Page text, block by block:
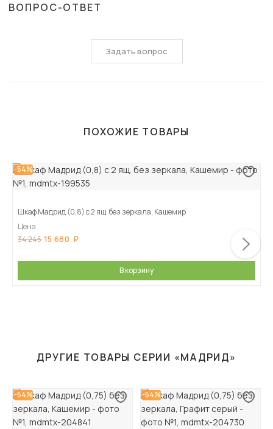
ВОПРОС-ОТВЕТ
Задать вопрос
ПОХОЖИЕ ТОВАРЫ
-54%
Шкаф Мадрид (0,8) с 2 ящ. без зеркала, Кашемир
Цена
34 245 15 680
В корзину
ДРУГИЕ ТОВАРЫ СЕРИИ «МАДРИД»
-54% -54%